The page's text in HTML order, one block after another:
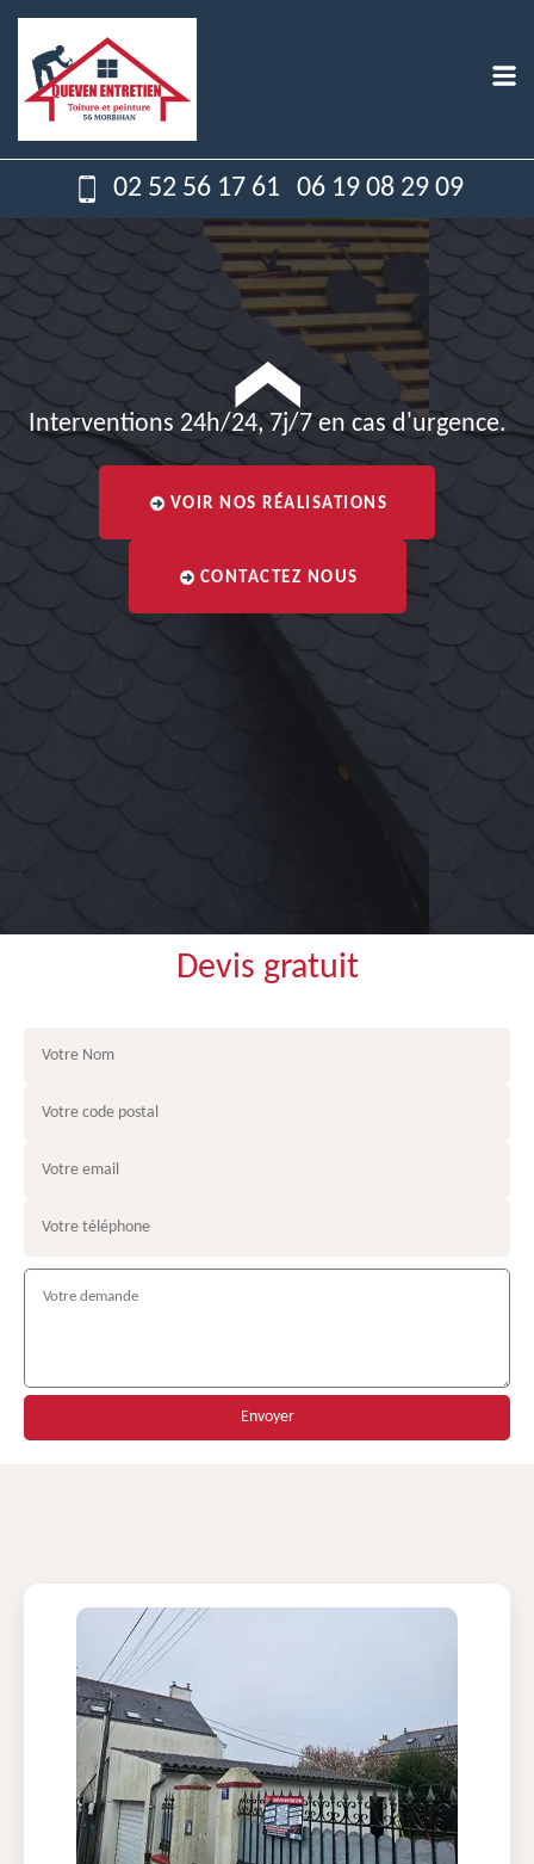
02 52 56 17 61 06 19 08 29 09
Interventions 24h/24, 7j/7 en cas d'urgence.
VOIR NOS RÉALISATIONS
CONTACTEZ NOUS
Devis gratuit